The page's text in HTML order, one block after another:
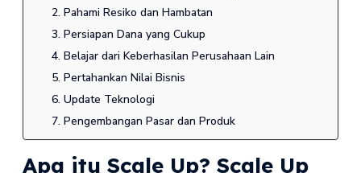
2. Pahami Resiko dan Hambatan
3. Persiapan Dana yang Cukup
4. Belajar dari Keberhasilan Perusahaan Lain
5. Pertahankan Nilai Bisnis
6. Update Teknologi
7. Pengembangan Pasar dan Produk
Apa itu Scale Up? Scale Up